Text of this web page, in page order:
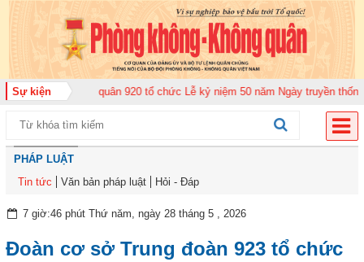
Sự kiện
đoàn Không quân 920 tổ chức Lễ kỷ niệm 50 năm Ngày truyền thống (12-
PHÁP LUẬT
Tin tức
Văn bản pháp luật Hỏi - Đáp
7 giờ:46 phút Thứ năm, ngày 28 tháng 5 , 2026
Đoàn cơ sở Trung đoàn 923 tổ chức